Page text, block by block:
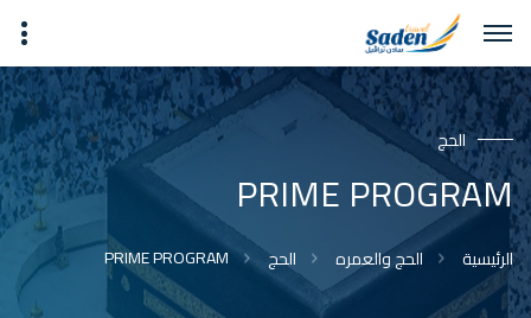
الحج
PRIME PROGRAM
الرئيسية الحج والعمره الحج PRIME PROGRAM